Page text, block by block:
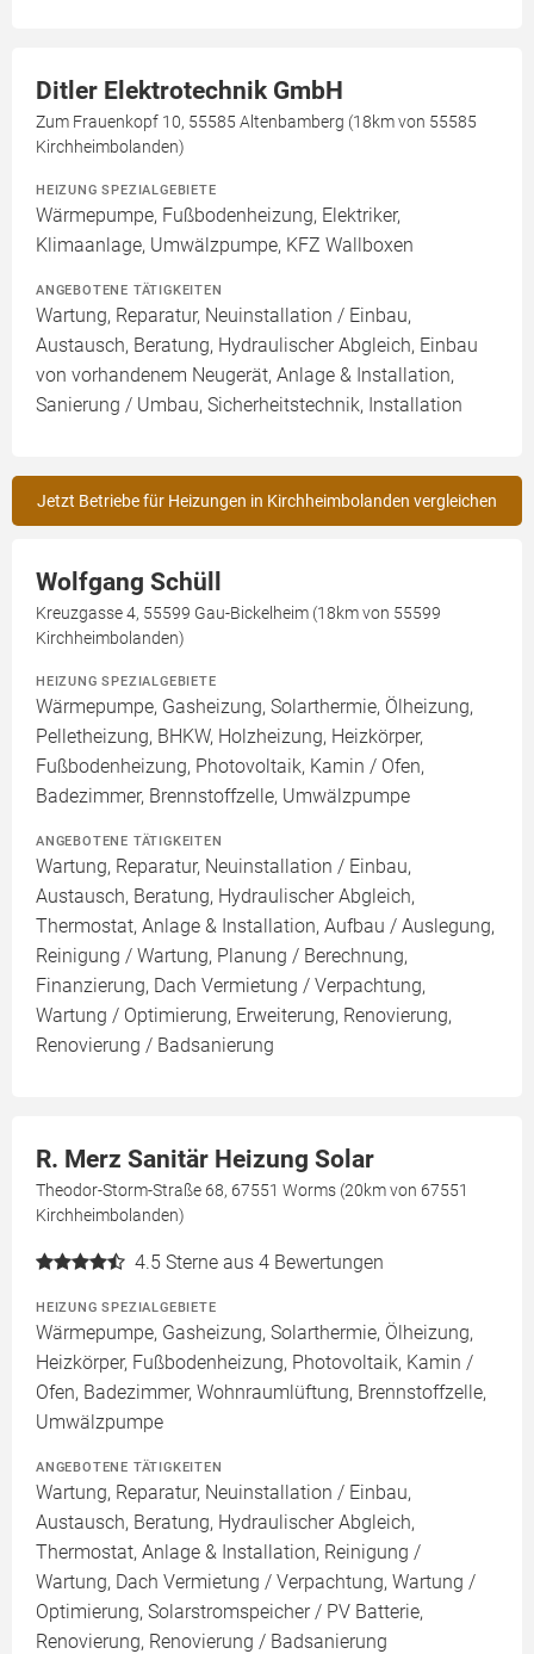
Ditler Elektrotechnik GmbH
Zum Frauenkopf 10, 55585 Altenbamberg (18km von 55585
Kirchheimbolanden)
HEIZUNG SPEZIALGEBIETE
Wärmepumpe, Fußbodenheizung, Elektriker,
Klimaanlage, Umwälzpumpe, KFZ Wallboxen
ANGEBOTENE TÄTIGKEITEN
Wartung, Reparatur, Neuinstallation / Einbau,
Austausch, Beratung, Hydraulischer Abgleich, Einbau
von vorhandenem Neugerät, Anlage & Installation,
Sanierung / Umbau, Sicherheitstechnik, Installation
Jetzt Betriebe für Heizungen in Kirchheimbolanden vergleichen
Wolfgang Schüll
Kreuzgasse 4, 55599 Gau-Bickelheim (18km von 55599
Kirchheimbolanden)
HEIZUNG SPEZIALGEBIETE
Wärmepumpe, Gasheizung, Solarthermie, Ölheizung,
Pelletheizung, BHKW, Holzheizung, Heizkörper,
Fußbodenheizung, Photovoltaik, Kamin / Ofen,
Badezimmer, Brennstoffzelle, Umwälzpumpe
ANGEBOTENE TÄTIGKEITEN
Wartung, Reparatur, Neuinstallation / Einbau,
Austausch, Beratung, Hydraulischer Abgleich,
Thermostat, Anlage & Installation, Aufbau / Auslegung,
Reinigung / Wartung, Planung / Berechnung,
Finanzierung, Dach Vermietung / Verpachtung,
Wartung / Optimierung, Erweiterung, Renovierung,
Renovierung / Badsanierung
R. Merz Sanitär Heizung Solar
Theodor-Storm-Straße 68, 67551 Worms (20km von 67551
Kirchheimbolanden)
4.5 Sterne aus 4 Bewertungen
HEIZUNG SPEZIALGEBIETE
Wärmepumpe, Gasheizung, Solarthermie, Ölheizung,
Heizkörper, Fußbodenheizung, Photovoltaik, Kamin /
Ofen, Badezimmer, Wohnraumlüftung, Brennstoffzelle,
Umwälzpumpe
ANGEBOTENE TÄTIGKEITEN
Wartung, Reparatur, Neuinstallation / Einbau,
Austausch, Beratung, Hydraulischer Abgleich,
Thermostat, Anlage & Installation, Reinigung /
Wartung, Dach Vermietung / Verpachtung, Wartung /
Optimierung, Solarstromspeicher / PV Batterie,
Renovierung, Renovierung / Badsanierung